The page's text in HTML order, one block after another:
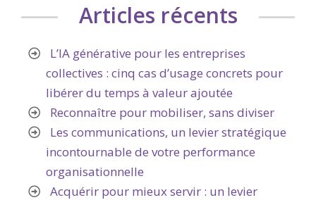
Articles récents
L’IA générative pour les entreprises
collectives : cinq cas d’usage concrets pour
libérer du temps à valeur ajoutée
Reconnaître pour mobiliser, sans diviser
Les communications, un levier stratégique
incontournable de votre performance
organisationnelle
Acquérir pour mieux servir : un levier